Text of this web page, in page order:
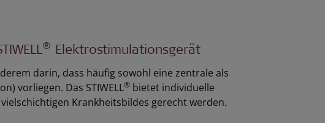
® Elektrostimulationsgerät
darin, dass häufig sowohl eine zentrale als
vorliegen. Das STIWELL® bietet individuelle
Krankheitsbildes gerecht werden.